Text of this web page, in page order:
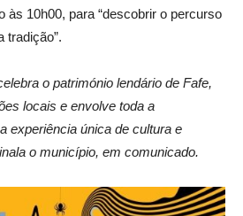
às 10h00, para “descobrir o percurso
tradição”.
o património lendário de Fafe,
locais e envolve toda a
experiência única de cultura e
o município, em comunicado.